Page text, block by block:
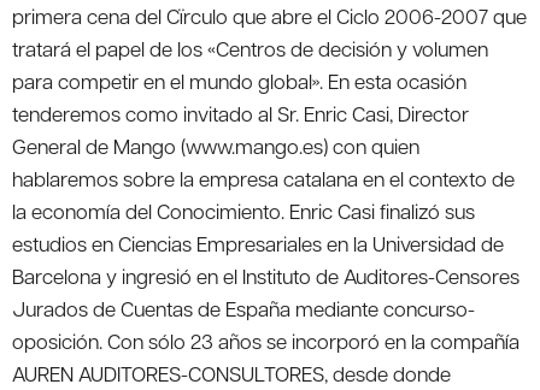
primera cena del Cïrculo que abre el Ciclo 2006-2007 que
tratará el papel de los «Centros de decisión y volumen
para competir en el mundo global». En esta ocasión
tenderemos como invitado al Sr. Enric Casi, Director
General de Mango (www.mango.es) con quien
hablaremos sobre la empresa catalana en el contexto de
la economía del Conocimiento. Enric Casi finalizó sus
estudios en Ciencias Empresariales en la Universidad de
Barcelona y ingresió en el Instituto de Auditores-Censores
Jurados de Cuentas de España mediante concurso-
oposición. Con sólo 23 años se incorporó en la compañía
AUREN AUDITORES-CONSULTORES, desde donde